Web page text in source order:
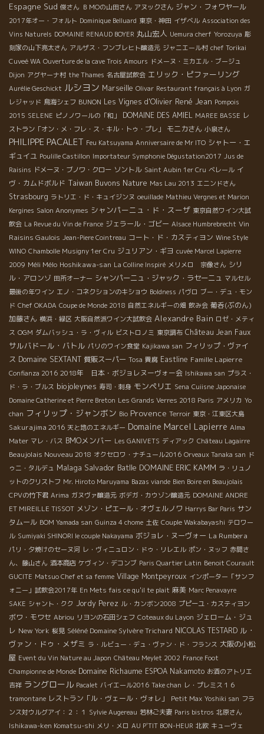
Espagne Sud 俊さん ＢＭОの山田さん アヌックさん ジャン・フォワヤール
2017年オー・フォルト Dominique Belluard 東京・神田 イザベル Association des
Vins Naturels DOMAINE RENAUD BOYER 丸山宏人 Uemura cherf Yorozuya 彫
刻家の山下亮太さん アルザス・フンブレヒト醸造元 ジャニエール村 chef Torikai
Cuveé WA Ouverture de la cave Trois Amours ドメーヌ・ミカエル・ブージュ
Dijon アグヤーナ村 the Thames 名古屋試飲会 エリック・ピファーリング
Aurélie Geschickt ルシヨン Marseille Olivar Restaurant français à Lyon ガ
レジャッド 鳥海シェフ BUNON Les Vignes d'Olivier René Jean Pompois
2015 SELENE ピノノワールの「和」 DOMAINE DES AMIEL MAREE BASSE レ
ストラン「オン・メ・フレ・ス・キル・トゥ・プレ」
モニカさん 小泉さん
PHILIPPE PACALET Feu Katsuyama Anniversaire de Mr ITO シャトー・エ
ギュイユ Poulille Castillon Importateur Symphonie Dégustation2017 Jus de
Raisins ドメーヌ・ブノワ・クロー ソントル Saint Aubin 1er Cru ベレール イ
ヴ・カムドボルド Taiwan Buvons Nature Mas Lau 2013 エニンドさん
Strasbourg ラトリエ・ド・キュイジンヌ oeuillade Mathieu Vergnes et Marion
Kergines Salon Anonymes シャンパーニュ・ド・スーザ 東京自然ワイン大試
飲会 La Revue du Vin de France ジェラール・ゴビー Alsace Humbrebrecht Vin
Raisins Gaulois Jean-Piere Cointreau コート・ド・カスティヨン Wine Style
WINO Chambolle Musigny 1er Cru ジュリアン・ギヨ cuvée Marcel Lapierre
2009 Méli Mélo Hoshikawa-san La Colline Inspiré メリメロ 宗像さん シリ
ル・アロンゾ 田所オーナー シャンパーニュ・ジャック・ラセーニュ マルセル
最後の年ワイン エノ・コネクションのキショウ Boldness パヴロ ブー・デュ・モン
ド Chef OKADA Coupe de Monde 2018 自然エネルギーの畑 飲み会 葡呑(ぶのん)
加藤さん 横浜・緑区 大阪自然派ワイン大試飲会 Alexandre Bain ロゼ・メティ
ス OGM ダムバッシュ・ラ・ヴィル ビストロノミ 東京調布 Château Jean Faux
サルバドール・バトル パリのワイン食堂 Kajikawa san フィリップ・ヴァイ
ス Domaine SEXTANT 質販スーパー Tosa 貴腐 Eastline Famille Lapierre
Confianza 2016 2018年 日本・ボジョレヌーヴォー会 Ishikawa san プラス・
ド・ラ・ブルス biojoleynes 寿司・刺身 モンペリエ Sena Cuiisne Japonaise
Domaine Catherine et Pierre Breton Les Grands Verres 2018 Paris アメリカ Yo
chan フィリップ・ジャンボン Bio Provence Terroir 東京・江東区大島
Sakurajima 2016 天と地のエネルギー Domaine Marcel Lapierre Alma
Mater マレ・バス BMOメンバー Les GANIVETS ディアック Château Lagairre
Beaujolais Nouveau 2018 オクセロワ・ナチュール2016 Orveaux Tanaka san ド
ゥニ・タルデュ Malaga Salvador Batlle DOMAINE ERIC KAMM ラ・リュノ
ットのクリストフ Mr. Hiroto Maruyama Bazas viande Bien Boire en Beaujolais
CPVの竹下君 Arima ガヌヴァ醸造元 ボデガ・カウゾン醸造元 DOMAINE ANDRE
ET MIREILLE TISSOT メゾン・ピエール・オヴェルノワ Harrys Bar Paris サン
タムール BOM Yamada san Guinza 4 chome 土佐 Couple Wakabayashi テロワー
ル Sumiyaki SHINORI le couple Nakayama ボジョレ・ヌーヴォー La Rumbera
パリ・夕焼けのセーヌ河 レ・ヴィニュロン・ドゥ・リレエル ポン・ヌッフ 赤間さ
ん、藤山さん 酒本商店 ケヴィン・デコンブ Paris Quartier Latin Benoit Courault
GUCITE Matsuo Chef et sa femme Village Montpeyroux インポーター「サンフ
ォニー」試飲会2017年 En Mets fais ce qu'il te plait 麻美 Marc Penavayre
SAKE シャント・クク Jordy Perez ル・カンボン2008 プピーユ・カスティヨン
ボワ・モワセ Abriou リヨンの石田シェフ Coteaux du Layon ジェローム・ジュ
レ New York 桜見 Séléné Domaine Sylvère Trichard NICOLAS TESTARD ル・
ヴァン・ドゥ・メザミ ラ・ルビュー・デュ・ヴァン・ド・フランス 大阪の小松
屋 Event du Vin Nature au Japon Château Meylet 2002 France Foot
Championne de Monde Domaine Richaume ESPOA Nakamoto お酒のアトリエ
吉祥 ラングロール Pacalet バイエール2016 Take chan レ・プレミス１６
tramontane レストラン「ル・ヴェール・ヴォレ」 Petit Max Yoshiki san フラ
ンス対ウルグアイ：２：１ Sylvie Augereau 若林ご夫妻 Paris bistros 北原さん
Ishikawa-ken Komatsu-shi メリ・メロ AU P'TIT BON-HEUR 北欧 キューヴェ